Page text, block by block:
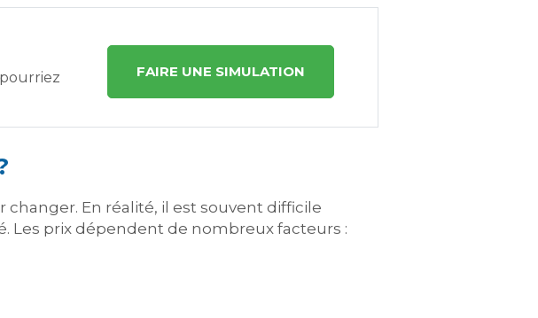
FAIRE UNE SIMULATION
En réalité, il est souvent difficile
Les prix dépendent de nombreux facteurs :